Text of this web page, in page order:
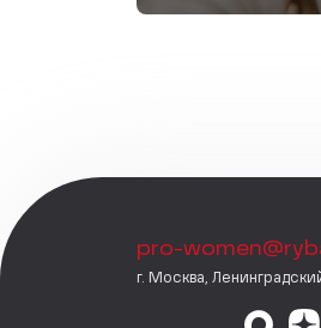
pro-
г. Москва,